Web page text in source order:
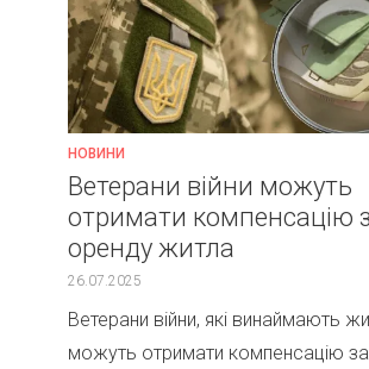
НОВИНИ
Ветерани війни можуть
отримати компенсацію
оренду житла
26.07.2025
Ветерани війни, які винаймають
можуть отримати компенсацію